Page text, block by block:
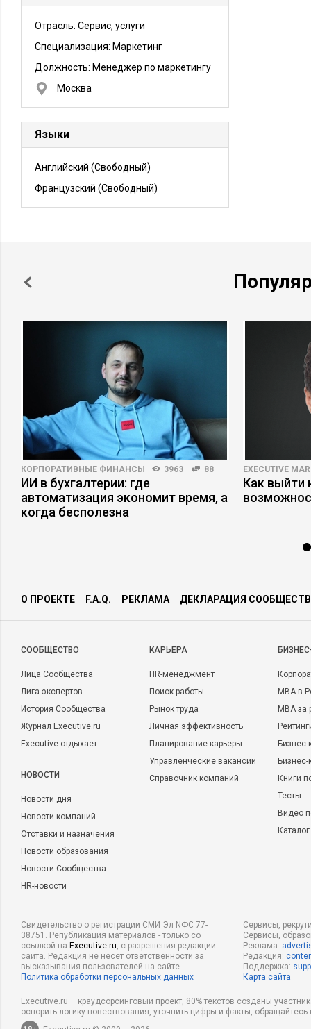
Отрасль: Сервис, услуги
Специализация: Маркетинг
Должность: Менеджер по маркетингу
Москва
Языки
Английский (Свободный)
Французский (Свободный)
КОРПОРАТИВНЫЕ ФИНАНСЫ 3963 88
ИИ в бухгалтерии: где
автоматизация экономит время, а
когда бесполезна
EXECUTIVE
Как выйти
О ПРОЕКТЕ F.A.Q. РЕКЛАМА ДЕКЛАРАЦИЯ
CООБЩЕСТВО
Лица Сообщества
Лига экспертов
История Сообщества
Журнал Executive.ru
Executive отдыхает
НОВОСТИ
Новости дня
Новости компаний
Отставки и назначения
Новости образования
Новости Сообщества
HR-новости
КАРЬЕРА
HR-менеджмент
Поиск работы
Рынок труда
Личная эффективность
Планирование карьеры
Управленческие вакансии
Справочник компаний
MBA в
MBA
Бизнес-
Книги
Тесты
Видео
Свидетельство о регистрации СМИ Эл NФС 77-
38751. Републикация материалов - только со
ссылкой на Executive.ru, с разрешения редакции
сайта. Редакция не несет ответственности за
высказывания пользователей на сайте.
Политика обработки персональных данных
Сервисы,
Сервисы,
Реклама:
Редакция:
Поддержка:
Карта сайта
Executive.ru – краудсорсинговый проект, 80% текстов созданы
оспорить логику повествования, уточнить цифры и факты,